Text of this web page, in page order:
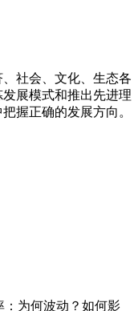
社会、文化、生态各
展模式和推出先进理
握正确的发展方向。
：为何波动？如何影